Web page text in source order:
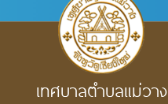
เทศบาลตำบลแม่วาง